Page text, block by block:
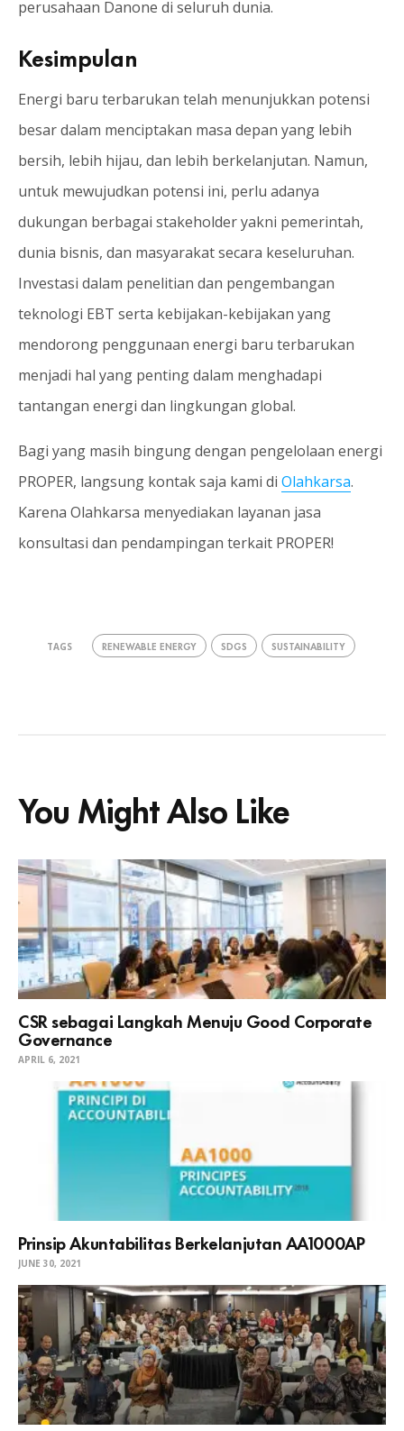
perusahaan Danone di seluruh dunia.
Kesimpulan
Energi baru terbarukan telah menunjukkan potensi
besar dalam menciptakan masa depan yang lebih
bersih, lebih hijau, dan lebih berkelanjutan. Namun,
untuk mewujudkan potensi ini, perlu adanya
dukungan berbagai stakeholder yakni pemerintah,
dunia bisnis, dan masyarakat secara keseluruhan.
Investasi dalam penelitian dan pengembangan
teknologi EBT serta kebijakan-kebijakan yang
mendorong penggunaan energi baru terbarukan
menjadi hal yang penting dalam menghadapi
tantangan energi dan lingkungan global.
Bagi yang masih bingung dengan pengelolaan energi
PROPER, langsung kontak saja kami di Olahkarsa.
Karena Olahkarsa menyediakan layanan jasa
konsultasi dan pendampingan terkait PROPER!
TAGS RENEWABLE ENERGY SDGS SUSTAINABILITY
You Might Also Like
CSR sebagai Langkah Menuju Good Corporate
Governance
APRIL 6, 2021
Prinsip Akuntabilitas Berkelanjutan AA1000AP
JUNE 30, 2021